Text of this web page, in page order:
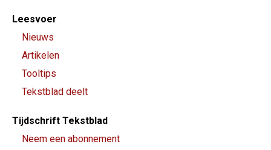
Footer-
menu
Leesvoer
Nieuws
Artikelen
Tooltips
Tekstblad deelt
Tijdschrift Tekstblad
Neem een abonnement